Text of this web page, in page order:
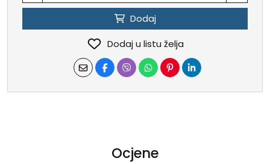
Dodaj
Dodaj u listu želja
Ocjene